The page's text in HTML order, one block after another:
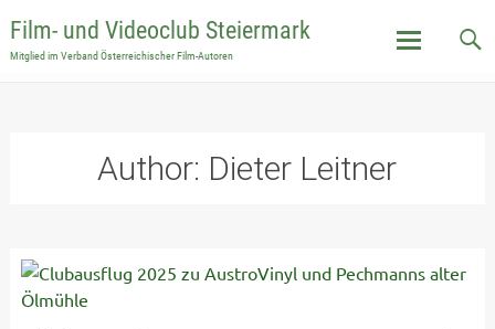
Film- und Videoclub Steiermark
Mitglied im Verband Österreichischer Film-Autoren
Author: Dieter Leitner